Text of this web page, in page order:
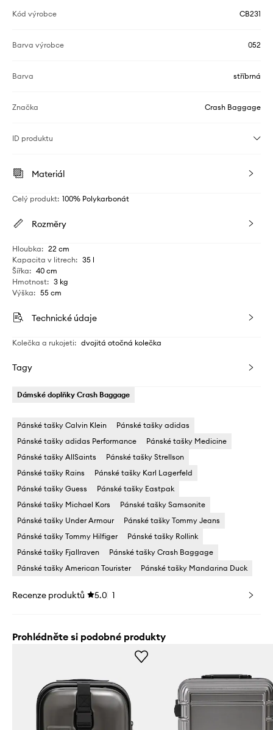
Kód výrobce CB231
Barva výrobce 052
Barva stříbrná
Značka Crash Baggage
ID produktu
Materiál
Celý produkt: 100% Polykarbonát
Rozměry
Hloubka: 22 cm
Kapacita v litrech: 35 l
Šířka: 40 cm
Hmotnost: 3 kg
Výška: 55 cm
Technické údaje
Kolečka a rukojeti: dvojitá otočná kolečka
Tagy
Dámské doplňky Crash Baggage
Pánské tašky Calvin Klein
Pánské tašky adidas
Pánské tašky adidas Performance
Pánské tašky Medicine
Pánské tašky AllSaints
Pánské tašky Strellson
Pánské tašky Rains
Pánské tašky Karl Lagerfeld
Pánské tašky Guess
Pánské tašky Eastpak
Pánské tašky Michael Kors
Pánské tašky Samsonite
Pánské tašky Under Armour
Pánské tašky Tommy Jeans
Pánské tašky Tommy Hilfiger
Pánské tašky Rollink
Pánské tašky Fjallraven
Pánské tašky Crash Baggage
Pánské tašky American Tourister
Pánské tašky Mandarina Duck
Recenze produktů 5.0 1
Prohlédněte si podobné produkty